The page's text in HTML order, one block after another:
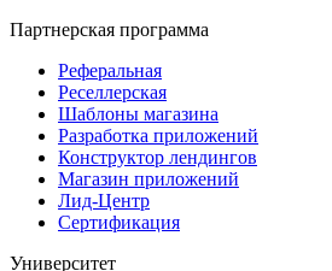
Партнерская программа
Реферальная
Реселлерская
Шаблоны магазина
Разработка приложений
Конструктор лендингов
Магазин приложений
Лид-Центр
Сертификация
Университет